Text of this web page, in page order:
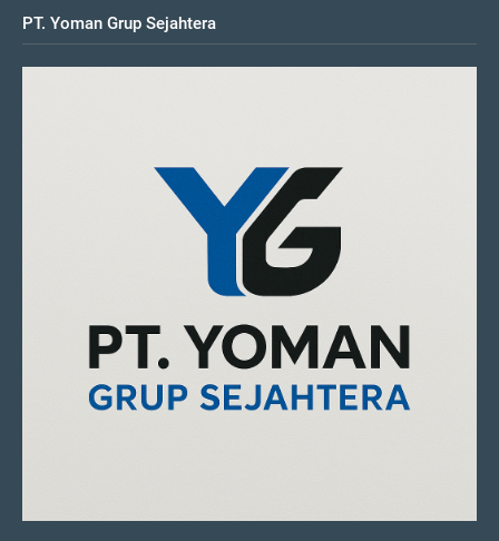
PT. Yoman Grup Sejahtera